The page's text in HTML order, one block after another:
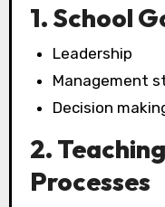
1. School
Leadership
Management
Decision
2.
Processes